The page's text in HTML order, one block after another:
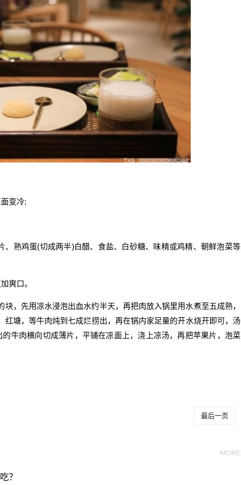
变冷;
、熟鸡蛋(切成两半)白醋、食盐、白砂糖、味精或鸡精、朝鲜泡菜等
爽口。
，先用凉水浸泡出血水约半天，再把肉放入锅里用水煮至五成熟，
塘，等牛肉炖到七成烂捞出，再在锅内家足量的开水烧开即可，汤
牛肉横向切成薄片，平铺在凉面上，浇上凉汤，再把苹果片，泡菜
最后一页
MORE
？